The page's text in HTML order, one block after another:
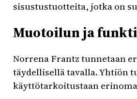
sisustustuotteita, jotka on
Muotoilun ja
Norrena Frantz tunnetaan
täydellisellä tavalla. Yhtiön
käyttötarkoitustaan